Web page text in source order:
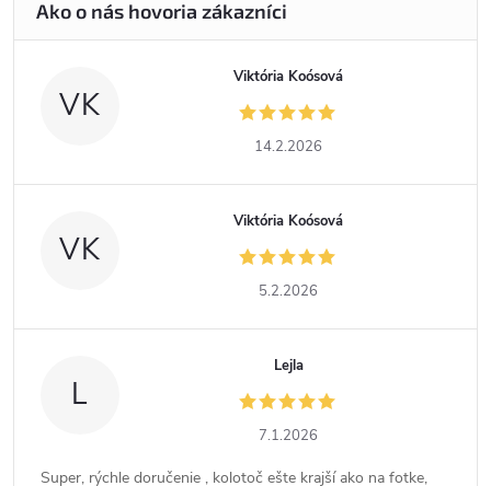
VK
Viktória Koósová
14.2.2026
VK
Viktória Koósová
5.2.2026
L
Lejla
7.1.2026
Super, rýchle doručenie , kolotoč ešte krajší ako na fotke,